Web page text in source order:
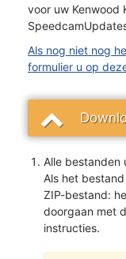
voor uw Kenwood
Als nog niet nog
formulier u op
Alle bestanden
Als het
ZIP-bestand:
doorgaan met
instructies.